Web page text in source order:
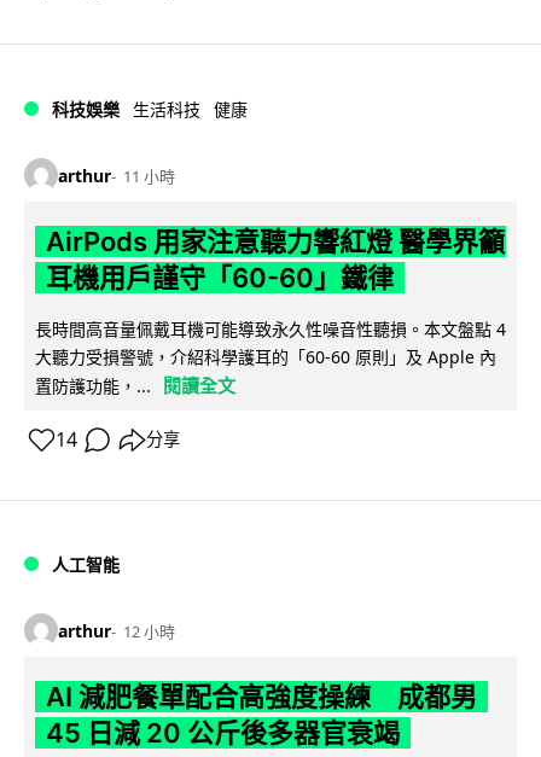
科技娛樂 生活科技 健康
arthur 11 小時
AirPods 用家注意聽力響紅燈 醫學界籲
耳機用戶謹守「60-60」鐵律
長時間高音量佩戴耳機可能導致永久性噪音性聽損。本文盤點 4
大聽力受損警號，介紹科學護耳的「60-60 原則」及 Apple 內
置防護功能，...
閱讀全文
14 分享
人工智能
arthur 12 小時
AI 減肥餐單配合高強度操練 成都男
45 日減 20 公斤後多器官衰竭